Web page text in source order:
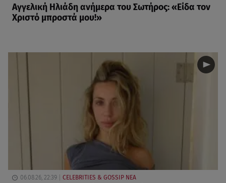
Αγγελική Ηλιάδη ανήμερα του Σωτήρος: «Είδα τον
Χριστό μπροστά μου!»
06.08.26, 22:39 CELEBRITIES & GOSSIP ΝΕΑ